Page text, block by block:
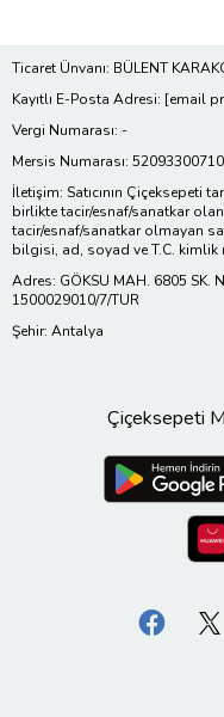
Ticaret Ünvanı: BÜLENT
Kayıtlı E-Posta Adresi: [email
Vergi Numarası: -
Mersis Numarası:
İletişim: Satıcının Çiçeksepeti
birlikte tacir/esnaf/sanatkar
tacir/esnaf/sanatkar olmayan
bilgisi, ad, soyad ve T.C. kimlik
Adres: GÖKSU MAH. 6805 SK.
1500029010/7/TUR
Şehir: Antalya
Çiçeksepeti